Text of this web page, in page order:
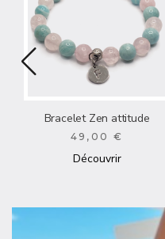
Bracelet Zen attitude
49,00 €
Découvrir